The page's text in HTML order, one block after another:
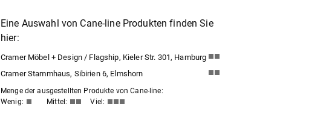
Eine Auswahl von Cane-line Produkten finden Sie
hier:
Cramer Möbel + Design / Flagship, Kieler Str. 301, Hamburg
Cramer Stammhaus, Sibirien 6, Elmshorn
Menge der ausgestellten Produkte von Cane-line:
Wenig:
Mittel: Viel: